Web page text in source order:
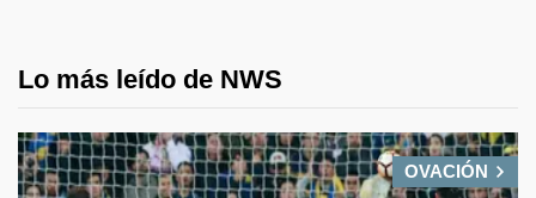
Lo más leído de NWS
OVACIÓN